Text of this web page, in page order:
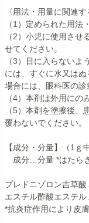
〈用法・用量に関連す
（1）定められた用法
（2）小児に使用させ
せてください。
（3）目に入らない
には、すぐに水又は
場合には、眼科医の診
（4）本剤は外用にの
（5）本剤を塗擦後
覆わないでください。
【成分・分量】（1ｇ中
成分…分量 *はたら
プレドニゾロン吉草
エステル酢酸エステ
*抗炎症作用により皮